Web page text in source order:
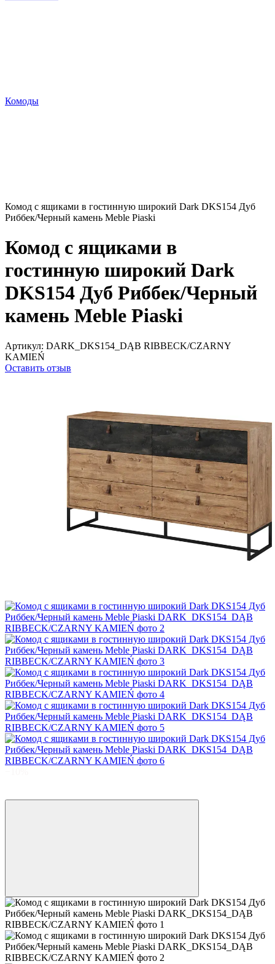
Комоды
Комод с ящиками в гостинную широкий Dark DKS154 Дуб
Риббек/Черный камень Meble Piaski
Комод с ящиками в
гостинную широкий Dark
DKS154 Дуб Риббек/Черный
камень Meble Piaski
Артикул: DARK_DKS154_DĄB RIBBECK/CZARNY
KAMIEŃ
Оставить отзыв